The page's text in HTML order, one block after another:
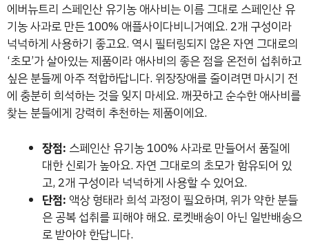
에버뉴트리 스페인산 유기농 애사비는 이름 그대로 스페인산 유
기농 사과로 만든 100% 애플사이다비니거예요. 2개 구성이라
넉넉하게 사용하기 좋고요. 역시 필터링되지 않은 자연 그대로의
‘초모’가 살아있는 제품이라 애사비의 좋은 점을 온전히 섭취하고
싶은 분들께 아주 적합하답니다. 위장장애를 줄이려면 마시기 전
에 충분히 희석하는 것을 잊지 마세요. 깨끗하고 순수한 애사비를
찾는 분들에게 강력히 추천하는 제품이에요.
장점: 스페인산 유기농 100% 사과로 만들어서 품질에
대한 신뢰가 높아요. 자연 그대로의 초모가 함유되어 있
고, 2개 구성이라 넉넉하게 사용할 수 있어요.
단점: 액상 형태라 희석 과정이 필요하며, 위가 약한 분들
은 공복 섭취를 피해야 해요. 로켓배송이 아닌 일반배송으
로 받아야 한답니다.